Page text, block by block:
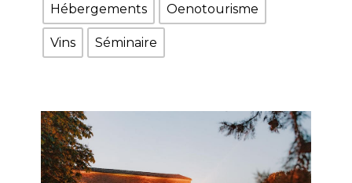
Hébergements Oenotourisme
Vins Séminaire